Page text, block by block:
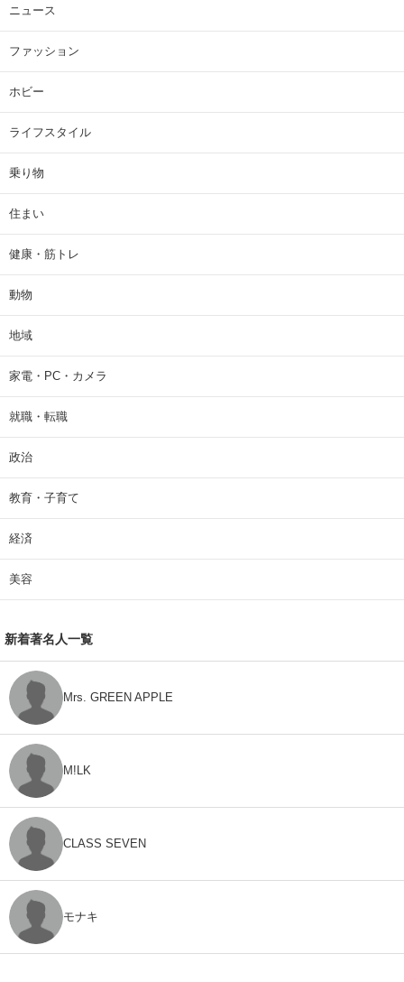
ニュース
ファッション
ホビー
ライフスタイル
乗り物
住まい
健康・筋トレ
動物
地域
家電・PC・カメラ
就職・転職
政治
教育・子育て
経済
美容
新着著名人一覧
Mrs. GREEN APPLE
M!LK
CLASS SEVEN
モナキ